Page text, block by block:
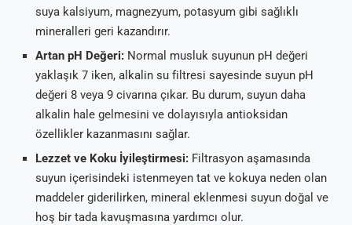
suya kalsiyum, magnezyum, potasyum gibi sağlıklı
mineralleri geri kazandırır.
Artan pH Değeri: Normal musluk suyunun pH değeri
yaklaşık 7 iken, alkalin su filtresi sayesinde suyun pH
değeri 8 veya 9 civarına çıkar. Bu durum, suyun daha
alkalin hale gelmesini ve dolayısıyla antioksidan
özellikler kazanmasını sağlar.
Lezzet ve Koku İyileştirmesi: Filtrasyon aşamasında
suyun içerisindeki istenmeyen tat ve kokuya neden olan
maddeler giderilirken, mineral eklenmesi suyun doğal ve
hoş bir tada kavuşmasına yardımcı olur.